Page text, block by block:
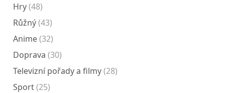
Hry(48)
Růžný(43)
Anime(32)
Doprava (30)
Televizní pořady a filmy(28)
Sport(25)